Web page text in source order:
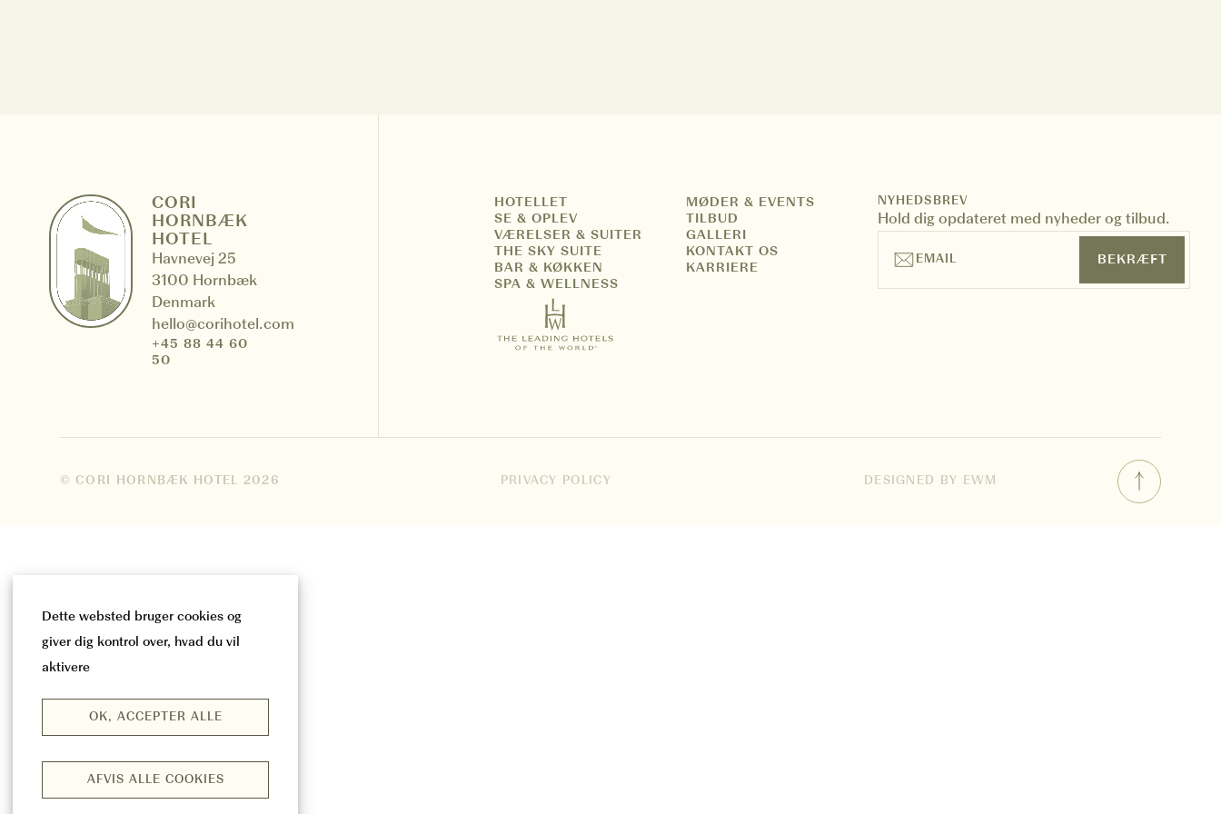
CORI
HORNBÆK
HOTEL
Havnevej 25
3100 Hornbæk
Denmark
hello@corihotel.com
+45 88 44 60
50
HOTELLET
SE & OPLEV
VÆRELSER & SUITER
THE SKY SUITE
BAR & KØKKEN
SPA & WELLNESS
MØDER & EVENTS
TILBUD
GALLERI
KONTAKT OS
KARRIERE
NYHEDSBREV
Hold dig opdateret med nyheder og tilbud.
EMAIL BEKRÆFT
© CORI HORNBÆK HOTEL 2026 PRIVACY POLICY DESIGNED BY EWM
Dette websted bruger cookies og
giver dig kontrol over, hvad du vil
aktivere
OK, ACCEPTER ALLE
AFVIS ALLE COOKIES